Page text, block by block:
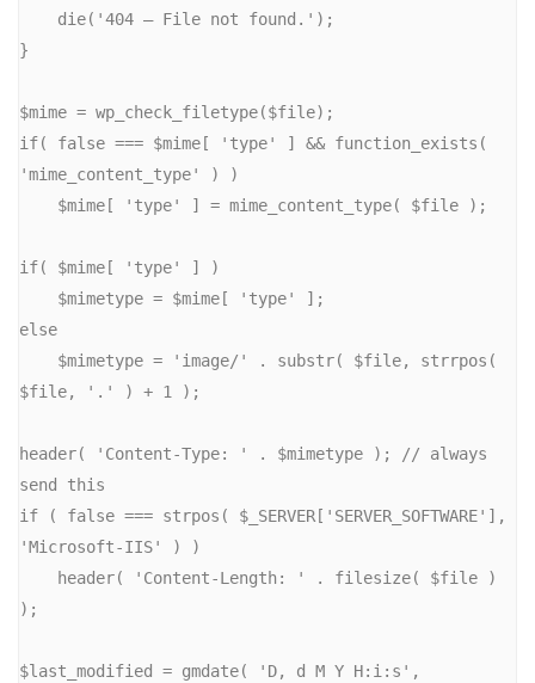
}
$mime = wp_check_filetype($file);
if( false === $mime[ 'type' ] && function_exists(
'mime_content_type' ) )
if( $mime[ 'type' ] )
else
$file, '.' ) + 1 );
header( 'Content-Type: ' . $mimetype ); // always
send this
if ( false === strpos( $_SERVER['SERVER_SOFTWARE'],
'Microsoft-IIS' ) )
);
$last_modified = gmdate( 'D, d M Y H:i:s',